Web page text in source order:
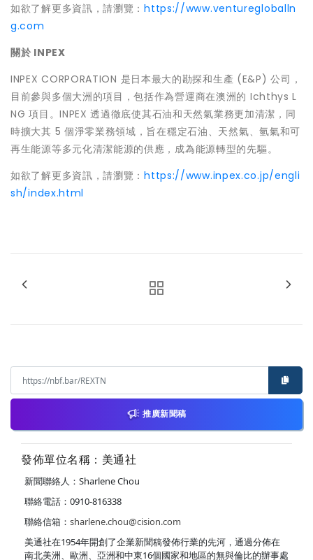
如欲了解更多資訊，請瀏覽：https://www.venturegloballn
g.com
關於 INPEX
INPEX CORPORATION 是日本最大的勘探和生產 (E&P) 公司，
目前參與多個大洲的項目，包括作為營運商在澳洲的 Ichthys L
NG 項目。INPEX 透過徹底使其石油和天然氣業務更加清潔，同
時擴大其 5 個淨零業務領域，旨在穩定石油、天然氣、氫氣和可
再生能源等多元化清潔能源的供應，成為能源轉型的先驅。
如欲了解更多資訊，請瀏覽：https://www.inpex.co.jp/engli
sh/index.html
推廣新聞稿
發佈單位名稱：美通社
新聞聯絡人：Sharlene Chou
聯絡電話：0910-816338
聯絡信箱： sharlene.chou@cision.com
美通社在1954年開創了企業新聞稿發佈行業的先河，通過分佈在
南北美洲、歐洲、亞洲和中東16個國家和地區的無與倫比的辦事處